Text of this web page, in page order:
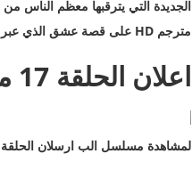
مترجم
على قصة عشق الذي عبر
اعلان الحلقة 17 من مسلسل الب ارسلان
لمشاهدة مسلسل الب ارسلان الحلقة 17 مترجمة